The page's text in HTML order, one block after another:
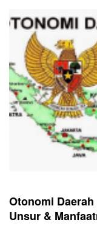
Otonomi
Unsur &